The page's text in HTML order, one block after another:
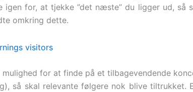
igen for, at tjekke ”det næste” du ligger ud,
omkring dette.
mulighed for at finde på et tilbagevendende
så skal relevante følgere nok blive tiltrukket.